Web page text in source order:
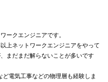
ークエンジニアです。
以上ネットワークエンジニアをやって
まだまだ解らないことが多いです
電気工事などの物理層も経験しま